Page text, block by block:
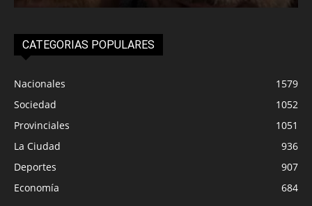
CATEGORIAS POPULARES
Nacionales
1579
Sociedad
1052
Provinciales
1051
La Ciudad
936
Deportes
907
Economía
684